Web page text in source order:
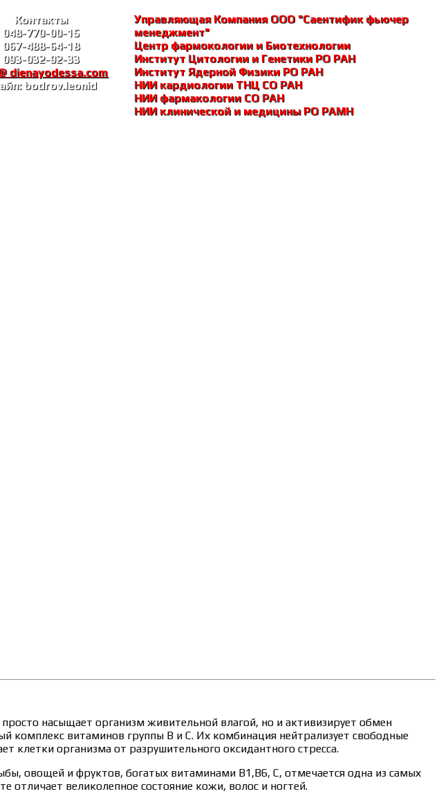
Контакты
048-770-00-15
067-488-64-18
093-032-92-33
dienayodessa.com
bodrov.leonid
Управляющая Компания ООО "Саентифик фьючер
менеджмент"
Центр фармокологии и Биотехнологии
Институт Цитологии и Генетики РО РАH
Институт Ядерной Физики РО РАH
НИИ кардиологии ТНЦ СО РАH
НИИ фармакологии СО РАH
НИИ клинической и медицины РО РАМH
просто насыщает организм живительной влагой, но и активизирует обмен
комплекс витаминов группы В и С. Их комбинация нейтрализует свободные
организма от разрушительного оксидантного стресса.
овощей и фруктов, богатых витаминами В1,В6, С, отмечается одна из самых
великолепное состояние кожи, волос и ногтей.